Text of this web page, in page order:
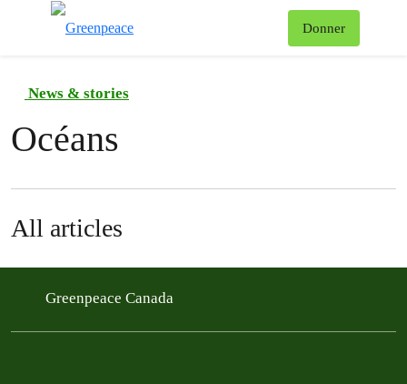
Donner
News & stories
Océans
All articles
Greenpeace Canada